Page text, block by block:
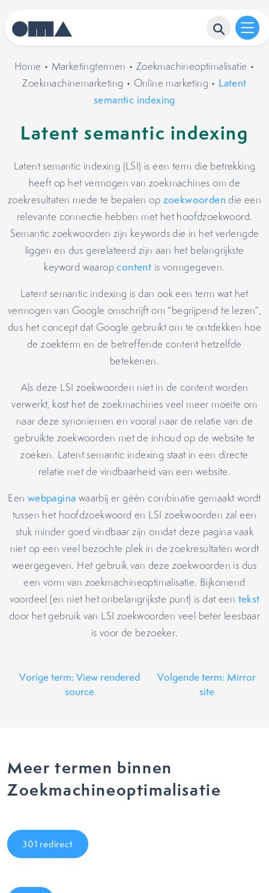
Home • Marketingtermen • Zoekmachineoptimalisatie •
Zoekmachinemarketing • Online marketing • Latent
semantic indexing
Latent semantic indexing
Latent semantic indexing (LSI) is een term die betrekking
heeft op het vermogen van zoekmachines om de
zoekresultaten mede te bepalen op zoekwoorden die een
relevante connectie hebben met het hoofdzoekwoord.
Semantic zoekwoorden zijn keywords die in het verlengde
liggen en dus gerelateerd zijn aan het belangrijkste
keyword waaropcontent is vormgegeven.
Latent semantic indexing is dan ook een term wat het
vermogen van Google omschrijft om “begrijpend te lezen”,
dus het concept dat Google gebruikt om te ontdekken hoe
de zoekterm en de betreffende content hetzelfde
betekenen.
Als deze LSI zoekwoorden niet in de content worden
verwerkt, kost het de zoekmachines veel meer moeite om
naar deze synoniemen en vooral naar de relatie van de
gebruikte zoekwoorden met de inhoud op de website te
zoeken. Latent semantic indexing staat in een directe
relatie met de vindbaarheid van een website.
Een webpagina waarbij er géén combinatie gemaakt wordt
tussen het hoofdzoekwoord en LSI zoekwoorden zal een
stuk minder goed vindbaar zijn omdat deze pagina vaak
niet op een veel bezochte plek in de zoekresultaten wordt
weergegeven. Het gebruik van deze zoekwoorden is dus
een vorm van zoekmachineoptimalisatie. Bijkomend
voordeel (en niet het onbelangrijkste punt) is dat een tekst
door het gebruik van LSI zoekwoorden veel beter leesbaar
is voor de bezoeker.
Vorige term: View rendered
source
Volgende term: Mirror
site
Meer termen binnen
Zoekmachineoptimalisatie
301 redirect